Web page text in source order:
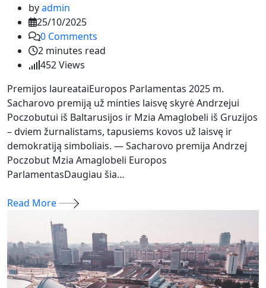
byadmin
25/10/2025
0 Comments
2 minutes read
452Views
Premijos laureataiEuropos Parlamentas 2025 m.
Sacharovo premiją už minties laisvę skyrė Andrzejui
Poczobutui iš Baltarusijos ir Mzia Amaglobeli iš Gruzijos
– dviem žurnalistams, tapusiems kovos už laisvę ir
demokratiją simboliais. — Sacharovo premija Andrzej
Poczobut Mzia Amaglobeli Europos
ParlamentasDaugiau šia…
Read More